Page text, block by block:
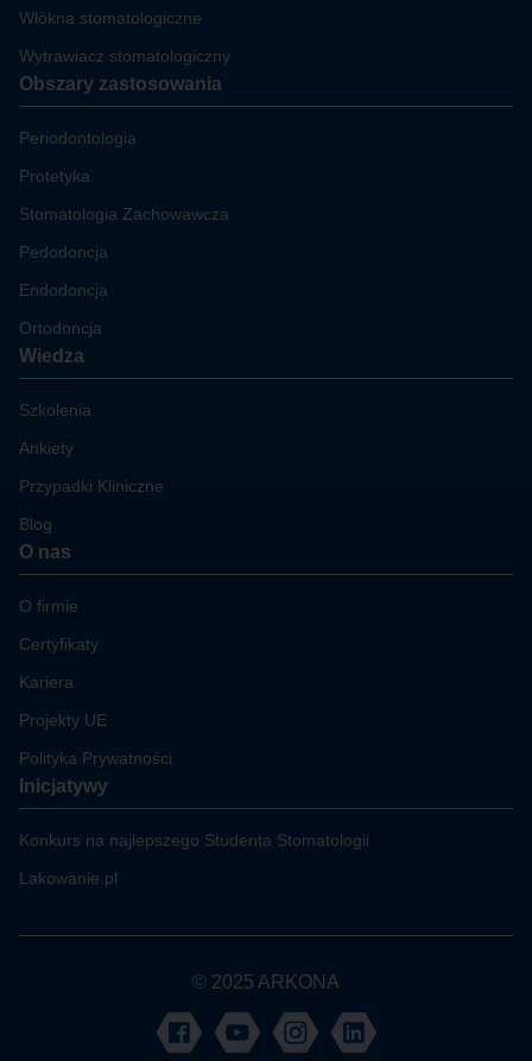
Włókna stomatologiczne
Wytrawiacz stomatologiczny
Obszary zastosowania
Periodontologia
Protetyka
Stomatologia Zachowawcza
Pedodoncja
Endodoncja
Ortodoncja
Wiedza
Szkolenia
Ankiety
Przypadki Kliniczne
Blog
O nas
O firmie
Certyfikaty
Kariera
Projekty UE
Polityka Prywatności
Inicjatywy
Konkurs na najlepszego Studenta Stomatologii
Lakowanie.pl
© 2025 ARKONA